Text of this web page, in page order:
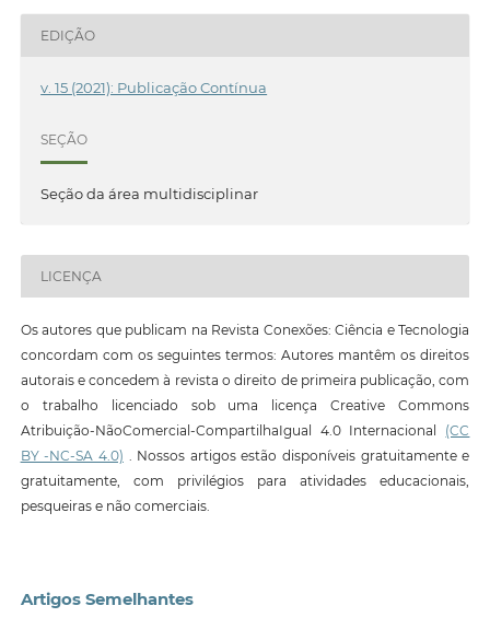
EDIÇÃO
v. 15 (2021): Publicação Contínua
SEÇÃO
Seção da área multidisciplinar
LICENÇA
Os autores que publicam na Revista Conexões: Ciência e Tecnologia
concordam com os seguintes termos: Autores mantêm os direitos
autorais e concedem à revista o direito de primeira publicação, com
o trabalho licenciado sob uma licença Creative Commons
Atribuição-NãoComercial-CompartilhaIgual 4.0 Internacional (CC
BY -NC-SA 4.0) . Nossos artigos estão disponíveis gratuitamente e
gratuitamente, com privilégios para atividades educacionais,
pesqueiras e não comerciais.
Artigos Semelhantes